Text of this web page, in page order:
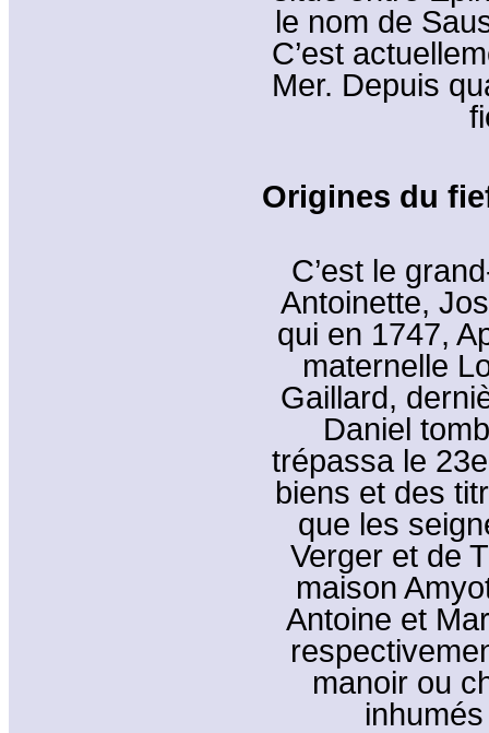
le nom de
C’est
Mer. Depuis
Origines du
C’est le
Antoinette,
qui en 1747,
maternelle
Gaillard,
Daniel
trépassa le
biens et des
que les
Verger et de
maison
Antoine et
manoir ou